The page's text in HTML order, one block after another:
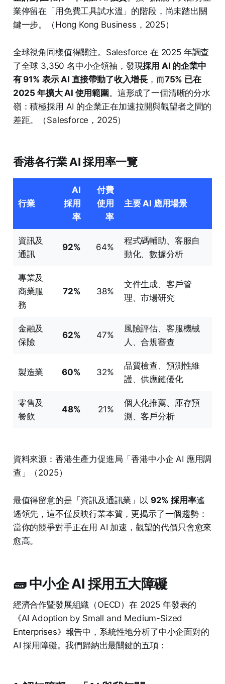
業停留在「用免費工具試水溫」的階段，尚未踏出關
鍵一步。（Hong Kong Business，2025）
全球視角同樣值得關注。Salesforce 在 2025 年調查
了全球 3,350 名中小企領袖，發現採用 AI 的企業中
有 91% 表示 AI 直接帶動了收入增長 ，而75% 已在
2025 年擴大 AI 使用範圍。這形成了一個清晰的分水
嶺：積極採用 AI 的企業正在加速拉開與觀望者之間的
差距。（Salesforce，2025）
香港各行業 AI 採用率一覽
行業
AI
採用
率
付費
使用
率
主要 AI 應用場景
資訊及
通訊
92% 64%
程式碼輔助、客服自
動化、數據分析
專業及
商業服
務
72% 38%
文件生成、客戶管
理、市場研究
金融及
保險
62% 47%
風險評估、客服機械
人、合規審查
製造業 60% 32%
品質檢查、預測性維
護、供應鏈優化
零售及
餐飲
48% 21%
個人化推薦、庫存預
測、客戶分析
資料來源：香港生產力促進局「香港中小企 AI 應用調
查」（2025）
最值得留意的是「資訊及通訊業」以 92% 採用率遙
遙領先，這不僅反映行業本質，更揭示了一個趨勢：
當你的競爭對手正在用 AI 加速，觀望的代價只會愈來
愈高。
🧱 中小企 AI 採用五大障礙
經濟合作暨發展組織（OECD）在 2025 年發表的
《AI Adoption by Small and Medium-Sized
Enterprises》報告中，系統性地分析了中小企面對的
AI 採用障礙。我們歸納出最關鍵的五項：